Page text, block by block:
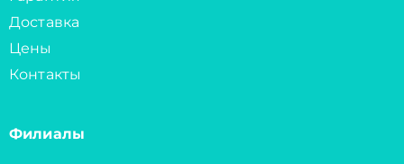
Доставка
Цены
Контакты
Филиалы